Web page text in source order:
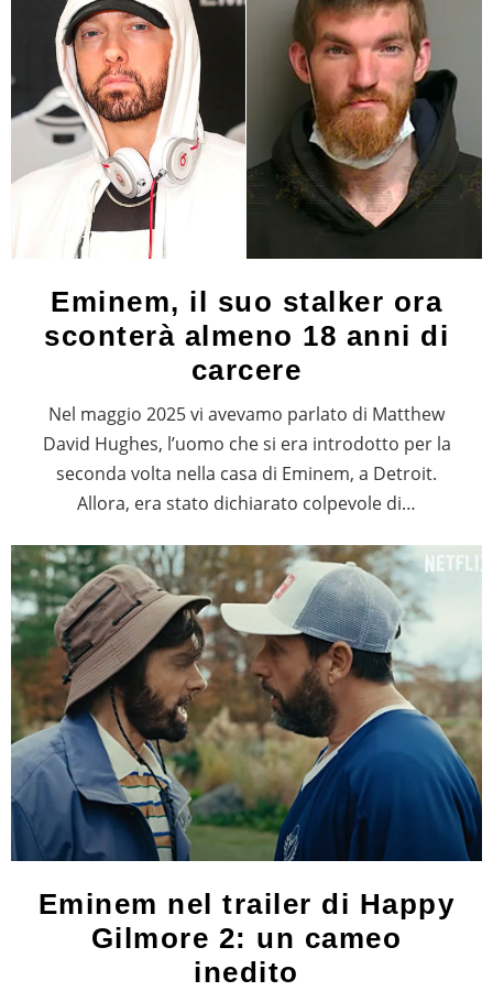
Eminem, il suo stalker ora
sconterà almeno 18 anni di
carcere
Nel maggio 2025 vi avevamo parlato di Matthew
David Hughes, l’uomo che si era introdotto per la
seconda volta nella casa di Eminem, a Detroit.
Allora, era stato dichiarato colpevole di…
Eminem nel trailer di Happy
Gilmore 2: un cameo
inedito